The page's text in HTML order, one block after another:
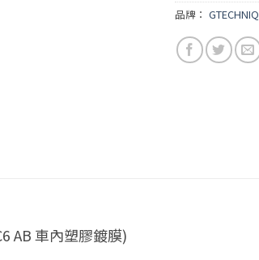
品牌： GTECHNIQ
AB 車內塑膠鍍膜)